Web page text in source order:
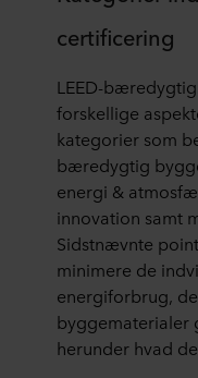
certificering
LEED-
forskellige
kategorier som
bæredygtig
energi &
innovation samt
Sidstnævnte
minimere de
energiforbrug,
byggematerialer
herunder hvad